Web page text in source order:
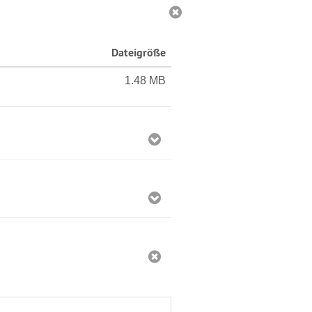
Dateigröße
1.48 MB